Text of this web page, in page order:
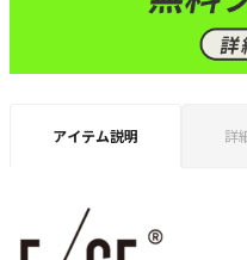
アイテム説明 詳